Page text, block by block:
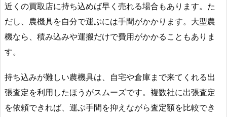
近くの買取店に持ち込めば早く売れる場合もあります。た
だし、農機具を自分で運ぶには手間がかかります。大型農
機なら、積み込みや運搬だけで費用がかかることもありま
す。
持ち込みが難しい農機具は、自宅や倉庫まで来てくれる出
張査定を利用したほうがスムーズです。複数社に出張査定
を依頼できれば、運ぶ手間を抑えながら査定額を比較でき